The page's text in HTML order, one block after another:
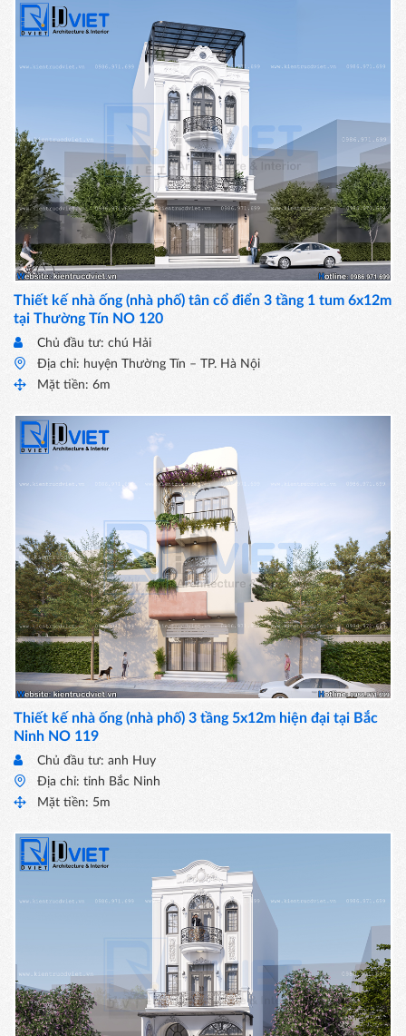
Thiết kế nhà ống (nhà phố) tân cổ điển 3 tầng 1 tum 6x12m
tại Thường Tín NO 120
Chủ đầu tư: chú Hải
Địa chỉ: huyện Thường Tín – TP. Hà Nội
Mặt tiền: 6m
Thiết kế nhà ống (nhà phố) 3 tầng 5x12m hiện đại tại Bắc
Ninh NO 119
Chủ đầu tư: anh Huy
Địa chỉ: tỉnh Bắc Ninh
Mặt tiền: 5m